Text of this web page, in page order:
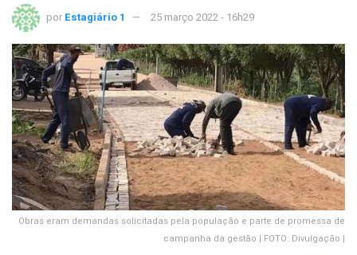
por Estagiário 1 25 março 2022 - 16h29
Obras eram demandas solicitadas pela população e parte de promessa de
campanha da gestão | FOTO: Divulgação |